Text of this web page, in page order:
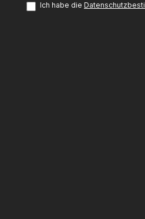
Ich habe die